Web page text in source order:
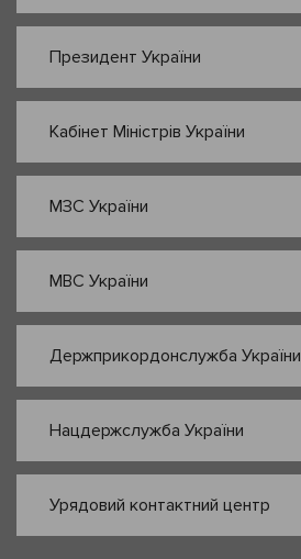
Президент України
Кабінет Міністрів України
МЗС України
МВС України
Держприкордонслужба України
Нацдержслужба України
Урядовий контактний центр